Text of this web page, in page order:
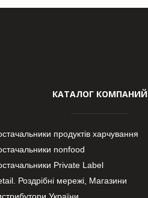
КАТАЛОГ КОМПАНИЙ
продуктів харчування
nonfood
Private Label
Роздрібні мережі, Магазини